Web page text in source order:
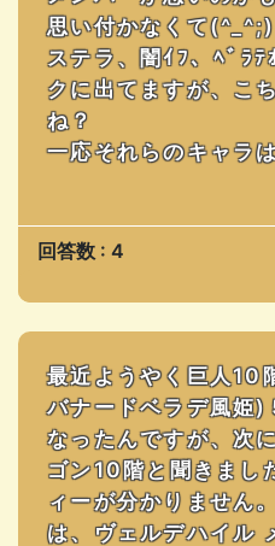
思い付かなくて(^_^;)
ステラ、闇ｲﾌ、ﾍﾞﾗ
クに出てますが、こ
ね？
一応それらのキャラ
回答数 : 4
最近ようやく巨人10
バナードベラデ風姫)
なったんですが、次
ゴン10階と聞きまし
ィーが分かりません
は、ヴェルデハイル